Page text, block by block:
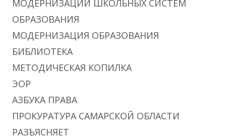
МОДЕРНИЗАЦИИ ШКОЛЬНЫХ СИСТЕМ
ОБРАЗОВАНИЯ
МОДЕРНИЗАЦИЯ ОБРАЗОВАНИЯ
БИБЛИОТЕКА
МЕТОДИЧЕСКАЯ КОПИЛКА
ЭОР
АЗБУКА ПРАВА
ПРОКУРАТУРА САМАРСКОЙ ОБЛАСТИ
РАЗЪЯСНЯЕТ